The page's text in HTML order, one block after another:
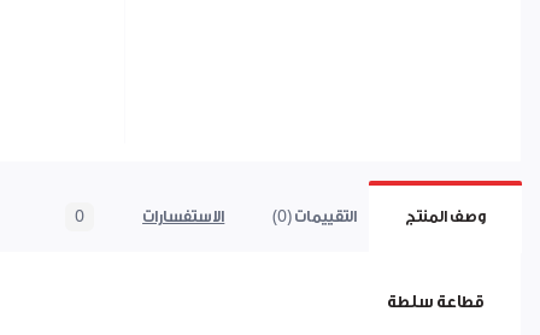
وصف المنتج التقييمات (0) الاستفسارات 0
قطاعة سلطة